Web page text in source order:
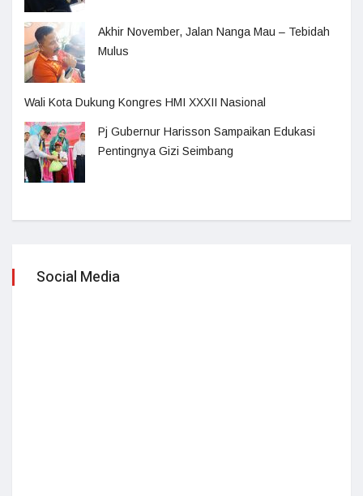
Akhir November, Jalan Nanga Mau – Tebidah
Mulus
Wali Kota Dukung Kongres HMI XXXII Nasional
Pj Gubernur Harisson Sampaikan Edukasi
Pentingnya Gizi Seimbang
Social Media